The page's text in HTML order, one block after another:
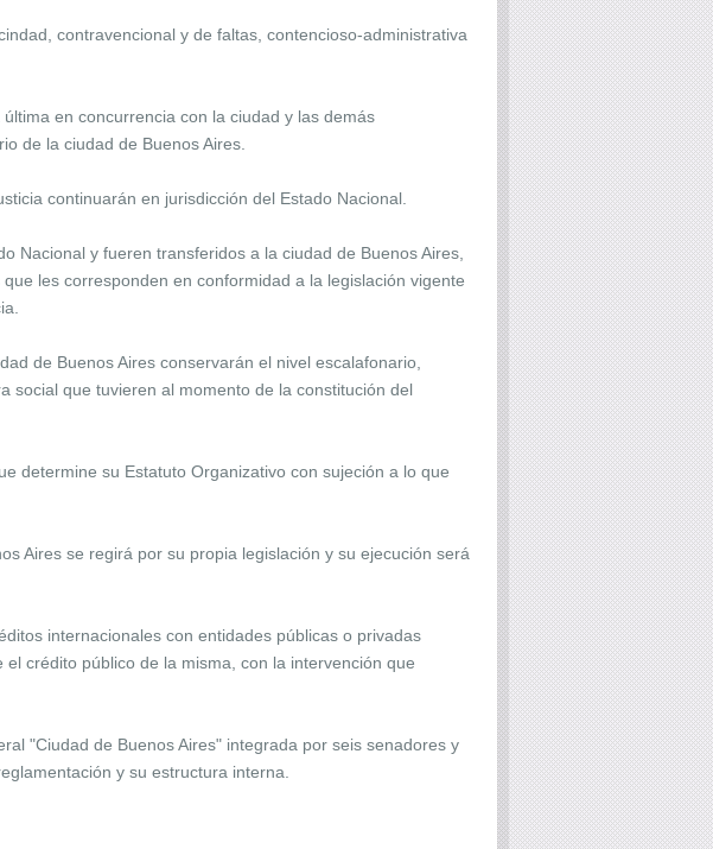
contravencional y de faltas, contencioso-administrativa
en concurrencia con la ciudad y las demás
de la ciudad de Buenos Aires.
continuarán en jurisdicción del Estado Nacional.
Nacional y fueren transferidos a la ciudad de Buenos Aires,
les corresponden en conformidad a la legislación vigente
de Buenos Aires conservarán el nivel escalafonario,
social que tuvieren al momento de la constitución del
determine su Estatuto Organizativo con sujeción a lo que
Aires se regirá por su propia legislación y su ejecución será
internacionales con entidades públicas o privadas
crédito público de la misma, con la intervención que
"Ciudad de Buenos Aires" integrada por seis senadores y
y su estructura interna.